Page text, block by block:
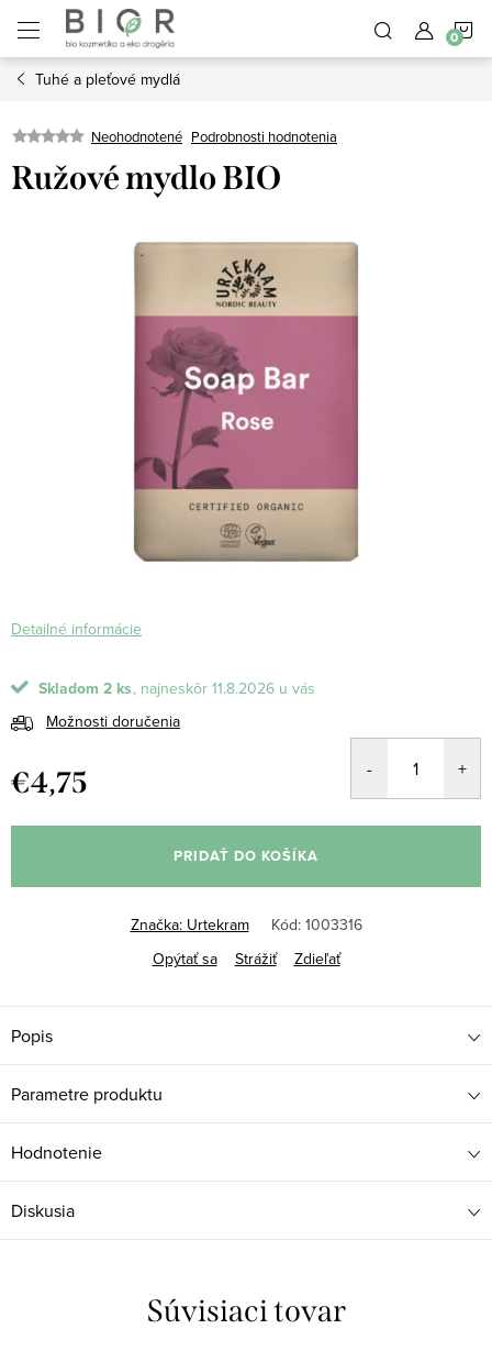
obsah
Tuhé a pleťové mydlá
Neohodnotené Podrobnosti hodnotenia
Ružové mydlo BIO
Detailné informácie
Skladom 2 ks
11.8.2026
Možnosti doručenia
€4,75
cena:
PRIDAŤ DO KOŠÍKA
Značka: Urtekram Kód: 1003316
Opýtať sa
Strážiť Zdieľať
Popis
Parametre produktu
Hodnotenie
Diskusia
Súvisiaci tovar